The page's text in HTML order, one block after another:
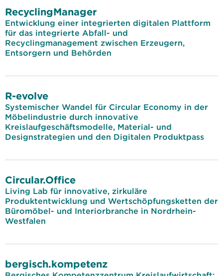
RecyclingManager
Entwicklung einer integrierten digitalen Plattform
für das integrierte Abfall- und
Recyclingmanagement zwischen Erzeugern,
Entsorgern und Behörden
R-evolve
Systemischer Wandel für Circular Economy in der
Möbelindustrie durch innovative
Kreislaufgeschäftsmodelle, Material- und
Designstrategien und den Digitalen Produktpass
Circular.Office
Living Lab für innovative, zirkuläre
Produktentwicklung und Wertschöpfungsketten der
Büromöbel- und Interiorbranche in Nordrhein-
Westfalen
bergisch.kompetenz